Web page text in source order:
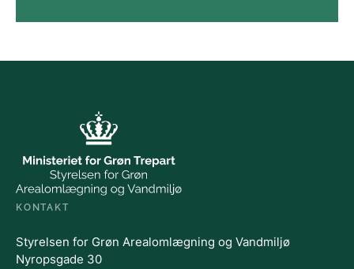
KONTAKT
Styrelsen for Grøn Arealomlægning og Vandmiljø
Nyropsgade 30